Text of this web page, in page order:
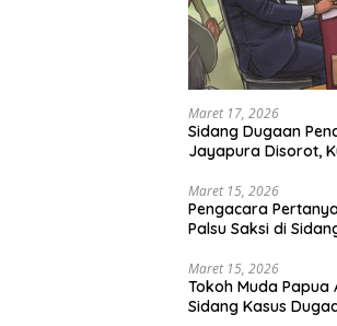
Maret 17, 2026
Sidang Dugaan
Jayapura Disorot,
Maret 15, 2026
Pengacara
Palsu Saksi di
Maret 15, 2026
Tokoh Muda Papua
Sidang Kasus